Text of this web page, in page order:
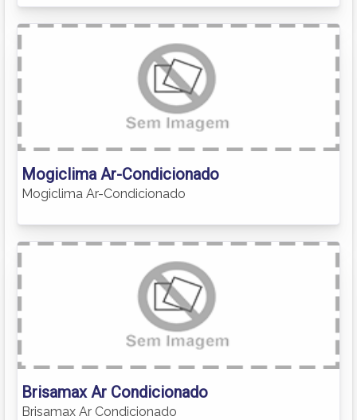
Mogiclima Ar-Condicionado
Mogiclima Ar-Condicionado
Brisamax Ar Condicionado
Brisamax Ar Condicionado